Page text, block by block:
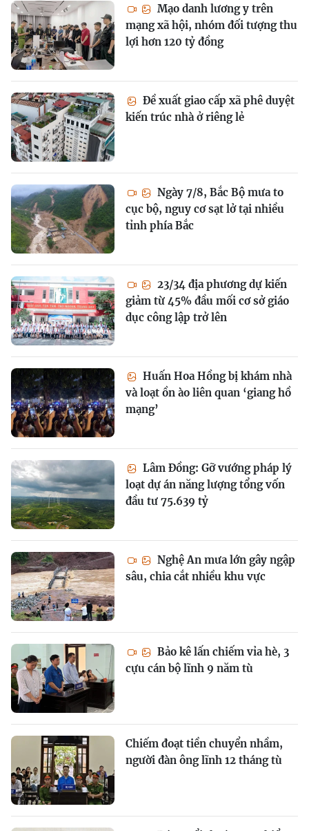
Mạo danh lương y trên
mạng xã hội, nhóm đối tượng thu
lợi hơn 120 tỷ đồng
Đề xuất giao cấp xã phê duyệt
kiến trúc nhà ở riêng lẻ
Ngày 7/8, Bắc Bộ mưa to
cục bộ, nguy cơ sạt lở tại nhiều
tỉnh phía Bắc
23/34 địa phương dự kiến
giảm từ 45% đầu mối cơ sở giáo
dục công lập trở lên
Huấn Hoa Hồng bị khám nhà
và loạt ồn ào liên quan ‘giang hồ
mạng’
Lâm Đồng: Gỡ vướng pháp lý
loạt dự án năng lượng tổng vốn
đầu tư 75.639 tỷ
Nghệ An mưa lớn gây ngập
sâu, chia cắt nhiều khu vực
Bảo kê lấn chiếm vỉa hè, 3
cựu cán bộ lĩnh 9 năm tù
Chiếm đoạt tiền chuyển nhầm,
người đàn ông lĩnh 12 tháng tù